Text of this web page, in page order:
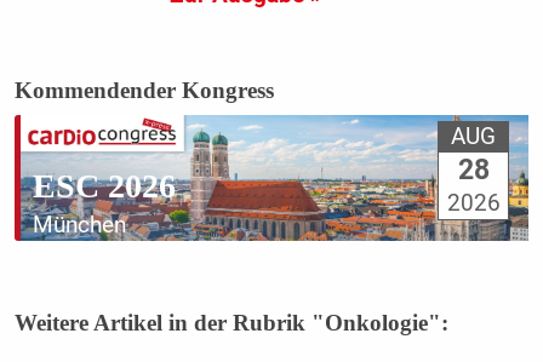
Kommendender Kongress
ESC 2026
München
AUG
28
2026
Weitere Artikel in der Rubrik "Onkologie":